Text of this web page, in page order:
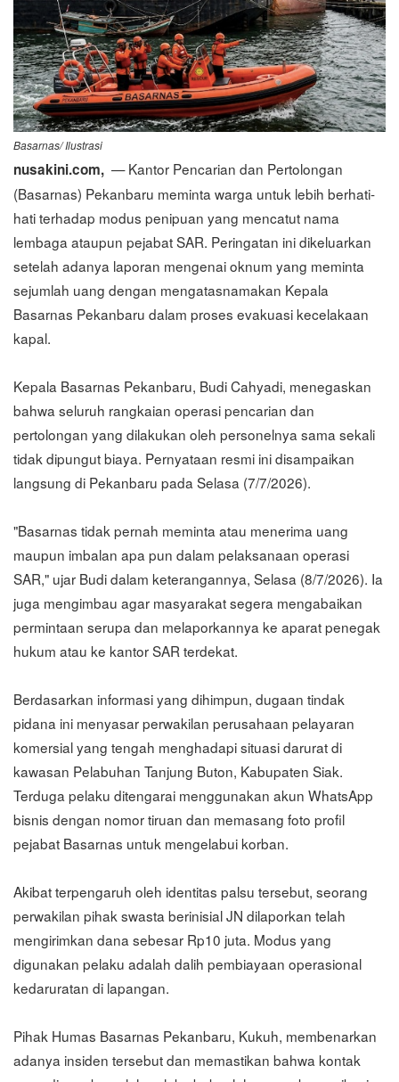
Basarnas/ Ilustrasi
nusakini.com, — Kantor Pencarian dan Pertolongan
(Basarnas) Pekanbaru meminta warga untuk lebih berhati-
hati terhadap modus penipuan yang mencatut nama
lembaga ataupun pejabat SAR. Peringatan ini dikeluarkan
setelah adanya laporan mengenai oknum yang meminta
sejumlah uang dengan mengatasnamakan Kepala
Basarnas Pekanbaru dalam proses evakuasi kecelakaan
kapal.
Kepala Basarnas Pekanbaru, Budi Cahyadi, menegaskan
bahwa seluruh rangkaian operasi pencarian dan
pertolongan yang dilakukan oleh personelnya sama sekali
tidak dipungut biaya. Pernyataan resmi ini disampaikan
langsung di Pekanbaru pada Selasa (7/7/2026).
"Basarnas tidak pernah meminta atau menerima uang
maupun imbalan apa pun dalam pelaksanaan operasi
SAR," ujar Budi dalam keterangannya, Selasa (8/7/2026). Ia
juga mengimbau agar masyarakat segera mengabaikan
permintaan serupa dan melaporkannya ke aparat penegak
hukum atau ke kantor SAR terdekat.
Berdasarkan informasi yang dihimpun, dugaan tindak
pidana ini menyasar perwakilan perusahaan pelayaran
komersial yang tengah menghadapi situasi darurat di
kawasan Pelabuhan Tanjung Buton, Kabupaten Siak.
Terduga pelaku ditengarai menggunakan akun WhatsApp
bisnis dengan nomor tiruan dan memasang foto profil
pejabat Basarnas untuk mengelabui korban.
Akibat terpengaruh oleh identitas palsu tersebut, seorang
perwakilan pihak swasta berinisial JN dilaporkan telah
mengirimkan dana sebesar Rp10 juta. Modus yang
digunakan pelaku adalah dalih pembiayaan operasional
kedaruratan di lapangan.
Pihak Humas Basarnas Pekanbaru, Kukuh, membenarkan
adanya insiden tersebut dan memastikan bahwa kontak